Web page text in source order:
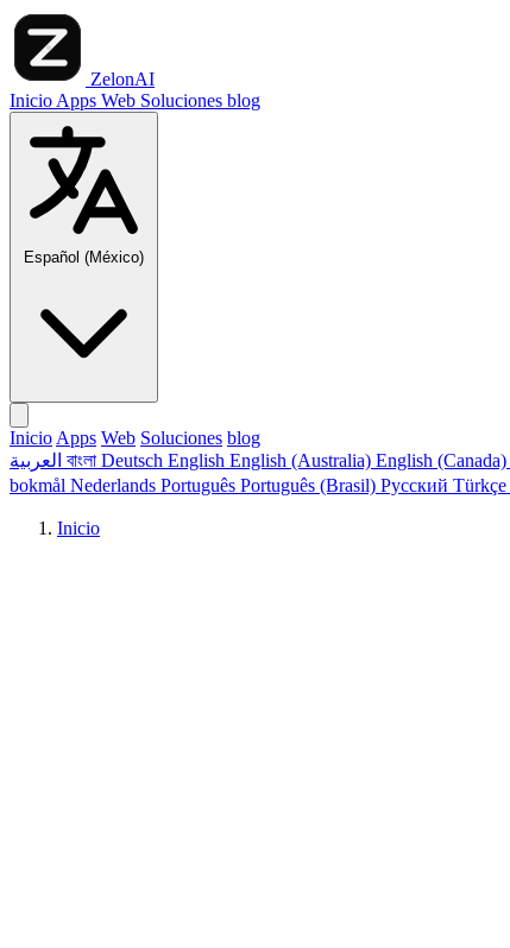
ZelonAI
Inicio Apps Web Soluciones blog
Español (México)
Inicio Apps Web Soluciones blog
বাংলা Deutsch English English (Australia) English (Canada)
bokmål Nederlands Português Português (Brasil) Русский Türkçe
Inicio